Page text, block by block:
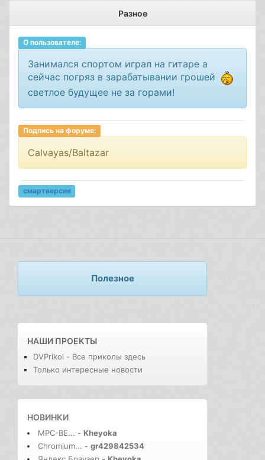
Разное
О пользователе:
Занимался спортом играл на гитаре а
сейчас погряз в зарабатывании грошей
светлое будущее не за горами!
Подпись на форуме:
Calvayas/Baltazar
смартверсия
Полезное
НАШИ ПРОЕКТЫ
DVPrikol - Все приколы здесь
Только интересные новости
НОВИНКИ
MPC-BE... - Kheyoka
Chromium... - gr429842534